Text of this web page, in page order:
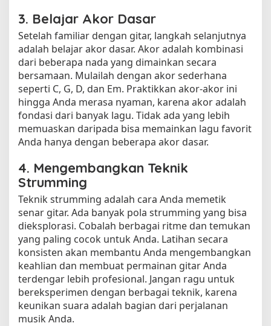
3. Belajar Akor Dasar
Setelah familiar dengan gitar, langkah selanjutnya
adalah belajar akor dasar. Akor adalah kombinasi
dari beberapa nada yang dimainkan secara
bersamaan. Mulailah dengan akor sederhana
seperti C, G, D, dan Em. Praktikkan akor-akor ini
hingga Anda merasa nyaman, karena akor adalah
fondasi dari banyak lagu. Tidak ada yang lebih
memuaskan daripada bisa memainkan lagu favorit
Anda hanya dengan beberapa akor dasar.
4. Mengembangkan Teknik
Strumming
Teknik strumming adalah cara Anda memetik
senar gitar. Ada banyak pola strumming yang bisa
dieksplorasi. Cobalah berbagai ritme dan temukan
yang paling cocok untuk Anda. Latihan secara
konsisten akan membantu Anda mengembangkan
keahlian dan membuat permainan gitar Anda
terdengar lebih profesional. Jangan ragu untuk
bereksperimen dengan berbagai teknik, karena
keunikan suara adalah bagian dari perjalanan
musik Anda.